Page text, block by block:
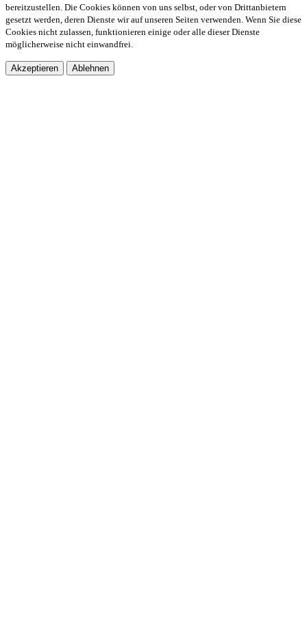
bereitzustellen. Die Cookies können von uns selbst, oder von Drittanbietern
gesetzt werden, deren Dienste wir auf unseren Seiten verwenden. Wenn Sie diese
Cookies nicht zulassen, funktionieren einige oder alle dieser Dienste
möglicherweise nicht einwandfrei.
Akzeptieren Ablehnen